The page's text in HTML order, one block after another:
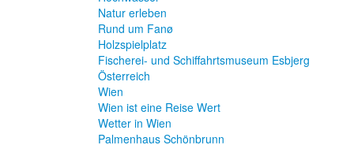
Natur erleben
Rund um Fanø
Holzspielplatz
Fischerei- und Schiffahrtsmuseum Esbjerg
Österreich
Wien
Wien ist eine Reise Wert
Wetter in Wien
Palmenhaus Schönbrunn